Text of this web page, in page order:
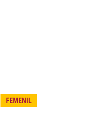
FEMENIL